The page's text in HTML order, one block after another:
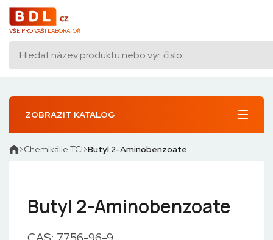
VŠE PRO VAŠI LABORATOŘ
ZOBRAZIT KATALOG
Chemikálie TCI Butyl 2-Aminobenzoate
Butyl 2-Aminobenzoate